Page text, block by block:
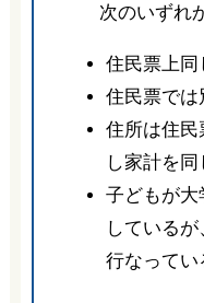
次のいずれ
住民票上同
住民票では
住所は住民
し家計を
子どもが大
している
行なってい